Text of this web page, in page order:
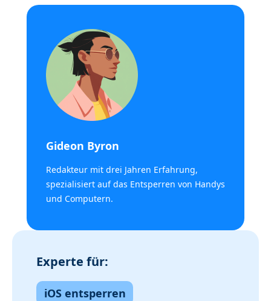
Gideon Byron
Redakteur mit drei Jahren Erfahrung,
spezialisiert auf das Entsperren von Handys
und Computern.
Experte für:
iOS entsperren